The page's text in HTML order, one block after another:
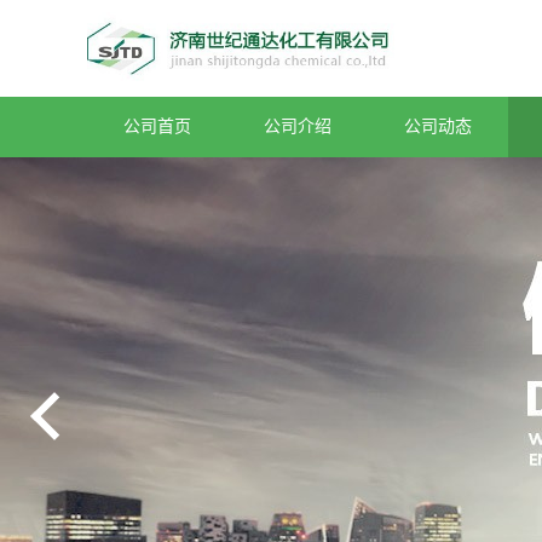
公司首页 公司介绍 公司动态